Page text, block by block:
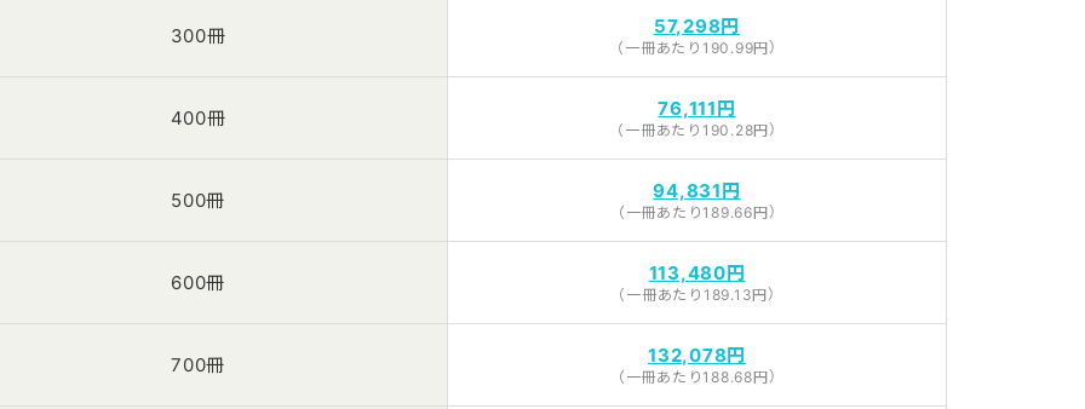
300冊 57,298円
（一冊あたり190.99円）
400冊 76,111円
（一冊あたり190.28円）
500冊 94,831円
（一冊あたり189.66円）
600冊 113,480円
（一冊あたり189.13円）
700冊 132,078円
（一冊あたり188.68円）